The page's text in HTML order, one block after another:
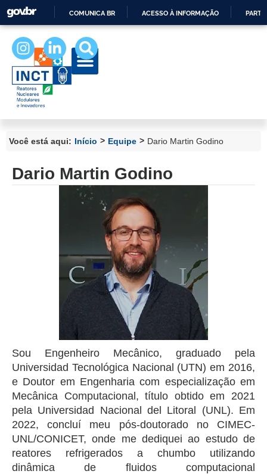
COMUNICA BR ACESSO À INFORMAÇÃO
Você está aqui: Início > Equipe > Dario Martin Godino
Dario Martin Godino
Sou Engenheiro Mecânico, graduado pela
Universidad Tecnológica Nacional (UTN) em 2016,
e Doutor em Engenharia com especialização em
Mecânica Computacional, título obtido em 2021
pela Universidad Nacional del Litoral (UNL). Em
2022, concluí meu pós-doutorado no CIMEC-
UNL/CONICET, onde me dediquei ao estudo de
reatores refrigerados a chumbo utilizando
dinâmica de fluidos computacional